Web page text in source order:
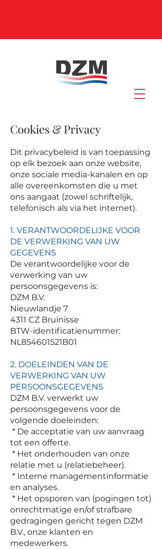
Cookies & Privacy
Dit privacybeleid is van toepassing
op elk bezoek aan onze website,
onze sociale media-kanalen en op
alle overeenkomsten die u met
ons aangaat (zowel schriftelijk,
telefonisch als via het internet).
1. VERANTWOORDELIJKE VOOR
DE VERWERKING VAN UW
GEGEVENS
De verantwoordelijke voor de
verwerking van uw
persoonsgegevens is:
DZM B.V.
Nieuwlandje 7
4311 CZ Bruinisse
BTW-identificatienummer:
NL854601521B01
2. DOELEINDEN VAN DE
VERWERKING VAN UW
PERSOONSGEGEVENS
DZM B.V. verwerkt uw
persoonsgegevens voor de
volgende doeleinden:
* De acceptatie van uw aanvraag
tot een offerte.
* Het onderhouden van onze
relatie met u (relatiebeheer).
* Interne managementinformatie
en analyses.
* Het opsporen van (pogingen tot)
onrechtmatige en/of strafbare
gedragingen gericht tegen DZM
B.V., onze klanten en
medewerkers.